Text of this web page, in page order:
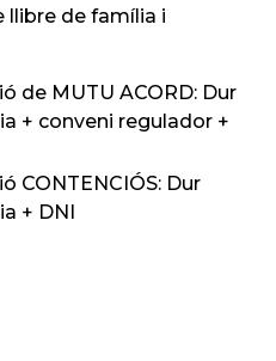
llibre de família i
de MUTU ACORD: Dur
+ conveni regulador +
CONTENCIÓS: Dur
+ DNI